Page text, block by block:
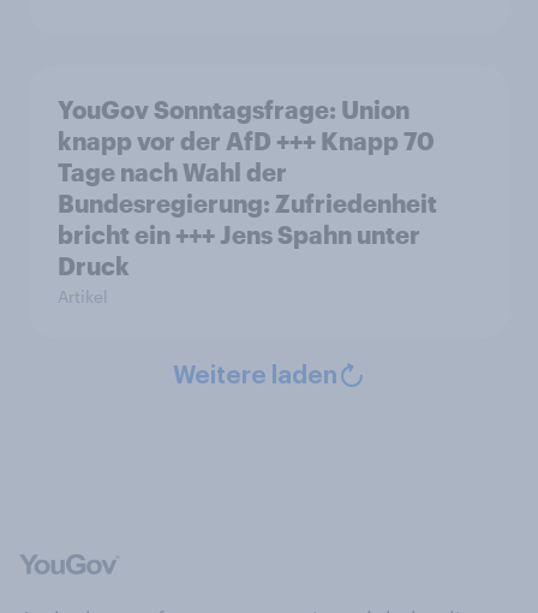
YouGov Sonntagsfrage: Union
knapp vor der AfD +++ Knapp 70
Tage nach Wahl der
Bundesregierung: Zufriedenheit
bricht ein +++ Jens Spahn unter
Druck
Artikel
Weitere laden